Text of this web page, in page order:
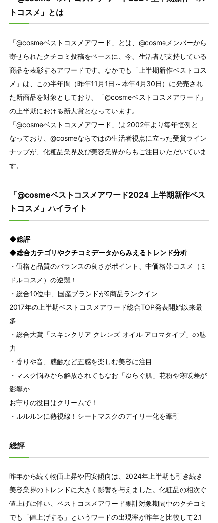
トコスメ」とは
「@cosmeベストコスメアワード」とは、@cosmeメンバーから
寄せられたクチコミ投稿をベースに、今、生活者が支持している
商品を表彰するアワードです。なかでも「上半期新作ベストコス
メ」は、この半年間（昨年11月1日～本年4月30日）に発売され
た新商品を対象としており、「@cosmeベストコスメアワード」
の上半期における新人賞となっています。
「@cosmeベストコスメアワード」は 2002年より毎年恒例と
なっており、@cosmeならではの生活者視点に立った受賞ライン
ナップが、化粧品業界及び美容業界からもご注目いただいていま
す。
「@cosmeベストコスメアワード2024 上半期新作ベス
トコスメ」ハイライト
◆総評
◆総合カテゴリやクチコミデータからみえるトレンド分析
・価格と品質のバランスの良さがポイント、中価格帯コスメ（ミ
ドルコスメ）の逆襲！
・総合10位中、国産ブランドが9商品ランクイン
2017年の上半期ベストコスメアワード総合TOP発表開始以来最
多
・総合大賞「スキンクリア クレンズ オイル アロマタイプ」の魅
力
・香りや音、感触など五感を楽しむ美容に注目
・マスク悩みから解放されてもなお「ゆらぐ肌」花粉や寒暖差が
影響か
お守りの役目はクリームで！
・ルルルンに熱視線！シートマスクのデイリー化を牽引
総評
昨年から続く物価上昇や円安傾向は、2024年上半期も引き続き
美容業界のトレンドに大きく影響を与えました。化粧品の相次ぐ
値上げに伴い、ベストコスメアワード集計対象期間中のクチコミ
でも「値上げする」というワードの出現率が昨年と比較して2.1